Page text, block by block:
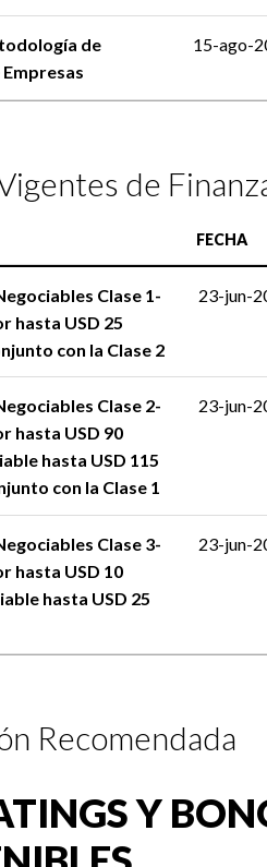
de
15-ago-
de
FECHA
Clase 1-
hasta USD 25
con la Clase 2
23-jun-
Clase 2-
hasta USD 90
hasta USD 115
con la Clase 1
23-jun-
Clase 3-
hasta USD 10
hasta USD 25
23-jun-
Recomendada
Y